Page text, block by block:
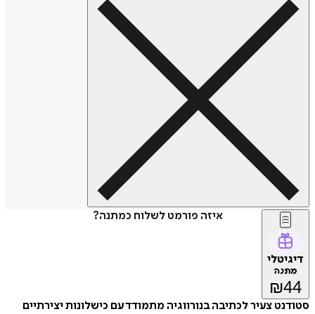
איזה פורמט לשלוח כמתנה?
דיגיטלי
מתנה
₪44
סטודנט צעיר לכתיבה בנורווגיה מתמודד עם כישלונות יצירתיים